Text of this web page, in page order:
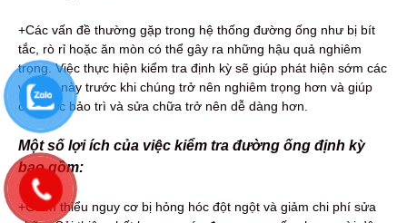
+Các vấn đề thường gặp trong hệ thống đường ống như bị bít
tắc, rò rỉ hoặc ăn mòn có thể gây ra những hậu quả nghiêm
trọng. Việc thực hiện kiểm tra định kỳ sẽ giúp phát hiện sớm các
vấn đề này trước khi chúng trở nên nghiêm trọng hơn và giúp
cho việc bảo trì và sửa chữa trở nên dễ dàng hơn.
Một số lợi ích của việc kiểm tra đường ống định kỳ
bao gồm:
+Giảm thiểu nguy cơ bị hỏng hóc đột ngột và giảm chi phí sửa